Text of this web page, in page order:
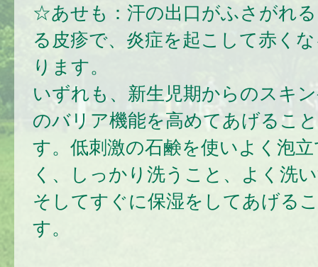
☆あせも：汗の出口がふさがれ
る皮疹で、炎症を起こして赤く
ります。
いずれも、新生児期からのスキ
のバリア機能を高めてあげるこ
す。低刺激の石鹸を使いよく泡
く、しっかり洗うこと、よく洗
そしてすぐに保湿をしてあげる
す。